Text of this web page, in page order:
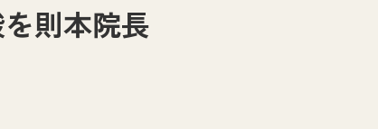
則本院長